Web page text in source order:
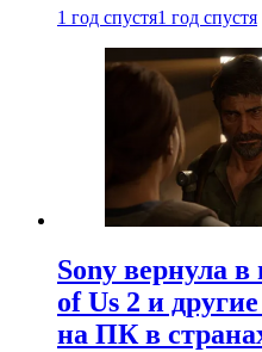
1 год спустя1 год спустя
Sony вернула
of Us 2 и
на ПК в